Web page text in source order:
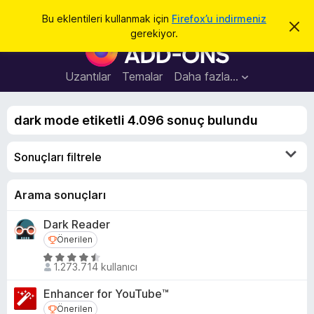
Bu eklentileri kullanmak için Firefox’u indirmeniz
gerekiyor.
B
i
k
a
F
i
r
e
o
k
Uzantılar Temalar Daha fazla…
a
dark mode etiketli 4.096 sonuç bulundu
Sonuçları filtrele
Arama sonuçları
Dark Reader
Önerilen
Önerilen
5
ü
z
e
1.273.714 kullanıcı
Enhancer for YouTube™
Önerilen
Önerilen